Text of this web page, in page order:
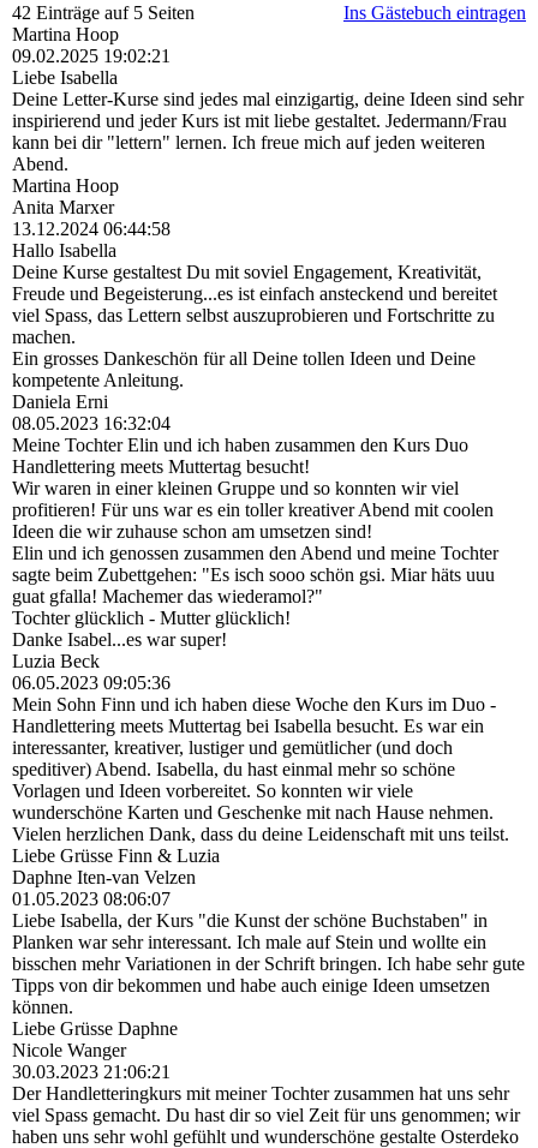
42 Einträge auf 5 Seiten
Ins Gästebuch eintragen
Martina Hoop
09.02.2025 19:02:21
Liebe Isabella
Deine Letter-Kurse sind jedes mal einzigartig, deine Ideen sind sehr
inspirierend und jeder Kurs ist mit liebe gestaltet. Jedermann/Frau
kann bei dir "lettern" lernen. Ich freue mich auf jeden weiteren
Abend.
Martina Hoop
Anita Marxer
13.12.2024 06:44:58
Hallo Isabella
Deine Kurse gestaltest Du mit soviel Engagement, Kreativität,
Freude und Begeisterung...es ist einfach ansteckend und bereitet
viel Spass, das Lettern selbst auszuprobieren und Fortschritte zu
machen.
Ein grosses Dankeschön für all Deine tollen Ideen und Deine
kompetente Anleitung.
Daniela Erni
08.05.2023 16:32:04
Meine Tochter Elin und ich haben zusammen den Kurs Duo
Handlettering meets Muttertag besucht!
Wir waren in einer kleinen Gruppe und so konnten wir viel
profitieren! Für uns war es ein toller kreativer Abend mit coolen
Ideen die wir zuhause schon am umsetzen sind!
Elin und ich genossen zusammen den Abend und meine Tochter
sagte beim Zubettgehen: "Es isch sooo schön gsi. Miar häts uuu
guat gfalla! Machemer das wiederamol?"
Tochter glücklich - Mutter glücklich!
Danke Isabel...es war super!
Luzia Beck
06.05.2023 09:05:36
Mein Sohn Finn und ich haben diese Woche den Kurs im Duo -
Handlettering meets Muttertag bei Isabella besucht. Es war ein
interessanter, kreativer, lustiger und gemütlicher (und doch
speditiver) Abend. Isabella, du hast einmal mehr so schöne
Vorlagen und Ideen vorbereitet. So konnten wir viele
wunderschöne Karten und Geschenke mit nach Hause nehmen.
Vielen herzlichen Dank, dass du deine Leidenschaft mit uns teilst.
Liebe Grüsse Finn & Luzia
Daphne Iten-van Velzen
01.05.2023 08:06:07
Liebe Isabella, der Kurs "die Kunst der schöne Buchstaben" in
Planken war sehr interessant. Ich male auf Stein und wollte ein
bisschen mehr Variationen in der Schrift bringen. Ich habe sehr gute
Tipps von dir bekommen und habe auch einige Ideen umsetzen
können.
Liebe Grüsse Daphne
Nicole Wanger
30.03.2023 21:06:21
Der Handletteringkurs mit meiner Tochter zusammen hat uns sehr
viel Spass gemacht. Du hast dir so viel Zeit für uns genommen; wir
haben uns sehr wohl gefühlt und wunderschöne gestalte Osterdeko